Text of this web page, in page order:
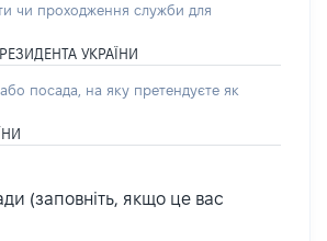
чи проходження служби для
УКРАЇНИ
посада, на яку претендуєте як
(заповніть, якщо це вас